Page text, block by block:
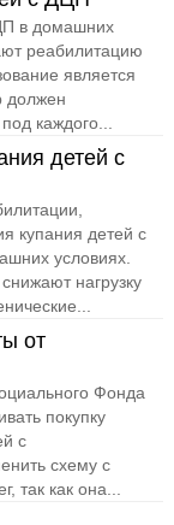
в домашних
реабилитацию
является
должен
каждого...
детей с
купания детей с
условиях.
нагрузку
от
Фонда
покупку
с
схему с
так как она...